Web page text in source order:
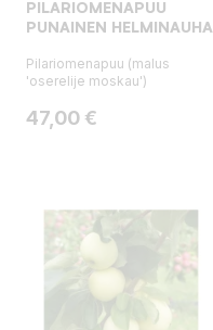
PILARIOMENAPUU
PUNAINEN HELMINAUHA
Pilariomenapuu (malus
'oserelije moskau')
Hinta
47,00 €